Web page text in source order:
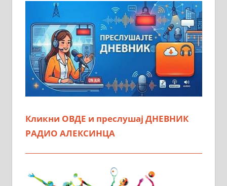
Кликни ОВДЕ и преслушај ДНЕВНИК
РАДИО АЛЕКСИНЦА